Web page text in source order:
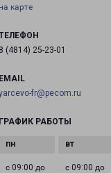
карте
(4814) 25-23-01
fr@pecom.ru
РАБОТЫ
с 09:00 до
с 09:00 до